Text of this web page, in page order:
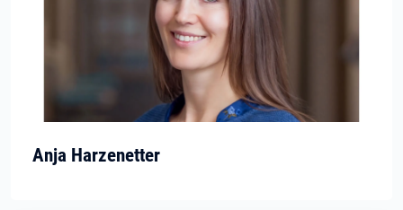
Anja Harzenetter